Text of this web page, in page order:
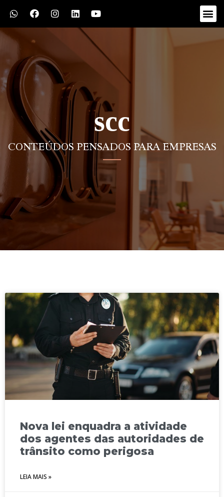
scc
CONTEÚDOS PENSADOS PARA EMPRESAS
Nova lei enquadra a atividade
dos agentes das autoridades de
trânsito como perigosa
LEIA MAIS »